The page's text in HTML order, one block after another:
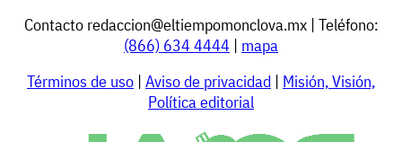
Contacto redaccion@eltiempomonclova.mx| Teléfono:
(866) 634 4444 | mapa
Términos de uso | Aviso de privacidad | Misión, Visión,
Política editorial